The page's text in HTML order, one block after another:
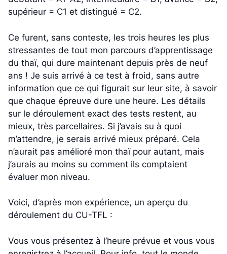
supérieur = C1 et distingué = C2.
Ce furent, sans conteste, les trois heures les plus
stressantes de tout mon parcours d’apprentissage
du thaï, qui dure maintenant depuis près de neuf
ans ! Je suis arrivé à ce test à froid, sans autre
information que ce qui figurait sur leur site, à savoir
que chaque épreuve dure une heure. Les détails
sur le déroulement exact des tests restent, au
mieux, très parcellaires. Si j’avais su à quoi
m’attendre, je serais arrivé mieux préparé. Cela
n’aurait pas amélioré mon thaï pour autant, mais
j’aurais au moins su comment ils comptaient
évaluer mon niveau.
Voici, d’après mon expérience, un aperçu du
déroulement du CU-TFL :
Vous vous présentez à l’heure prévue et vous vous